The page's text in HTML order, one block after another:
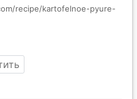
recipe/kartofelnoe-pyure-